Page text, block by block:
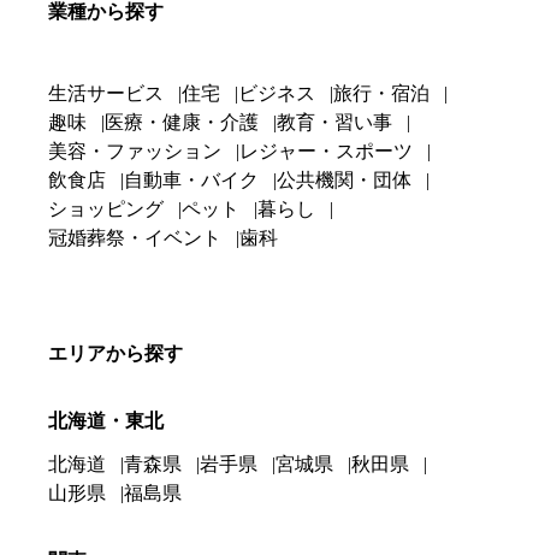
業種から探す
生活サービス 住宅 ビジネス
旅行・宿泊
趣味
医療・健康・介護
教育・習い事
美容・ファッション
レジャー・スポーツ
飲食店
自動車・バイク
公共機関・団体
ショッピング
ペット
暮らし
冠婚葬祭・イベント
歯科
エリアから探す
北海道・東北
北海道 青森県 岩手県 宮城県
秋田県
山形県
福島県